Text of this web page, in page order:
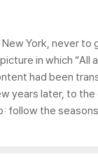
York, never to
in which “All
had been
years later, to
follow the